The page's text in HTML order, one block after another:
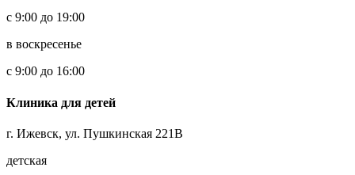
с 9:00 до 19:00
в воскресенье
с 9:00 до 16:00
Клиника для детей
г. Ижевск, ул. Пушкинская 221В
детская